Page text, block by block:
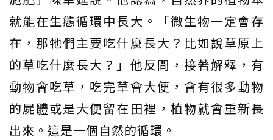
就能在生態循環中長大。「微生物一定會存
在，那牠們主要吃什麼長大？比如說草原上
的草吃什麼長大？」他反問，接著解釋，有
動物會吃草，吃完草會大便，會有很多動物
的屍體或是大便留在田裡，植物就會重新長
出來。這是一個自然的循環。